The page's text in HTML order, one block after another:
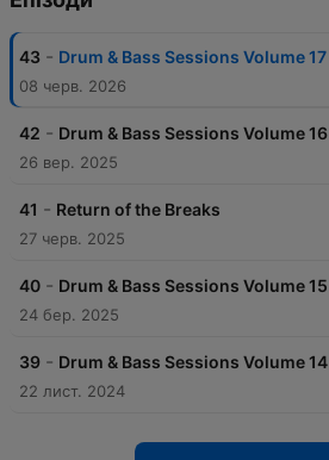
43 - Drum & Bass Sessions Volume 17
08 черв. 2026
42 - Drum & Bass Sessions Volume 16
26 вер. 2025
41 - Return of the Breaks
27 черв. 2025
40 - Drum & Bass Sessions Volume 15
24 бер. 2025
39 - Drum & Bass Sessions Volume 14
22 лист. 2024